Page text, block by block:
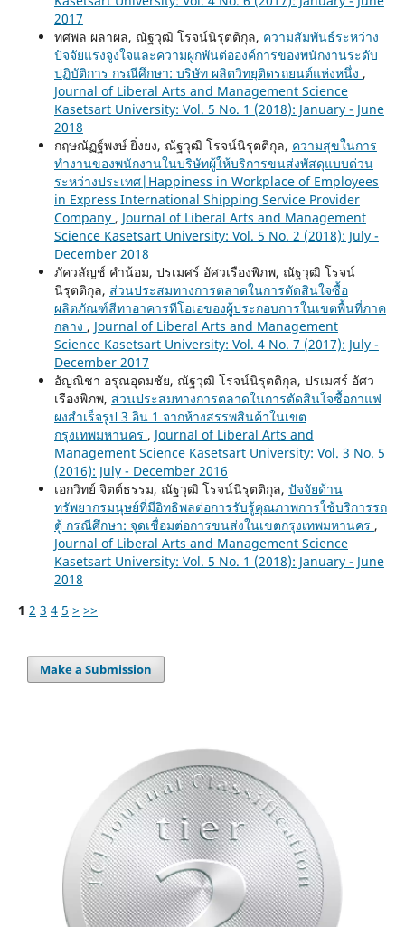
2017
ทศพล ผลาผล, ณัฐวุฒิ โรจน์นิรุตติกุล, ความสัมพันธ์ระหว่าง
ปัจจัยแรงจูงใจและความผูกพันต่อองค์การของพนักงานระดับ
ปฏิบัติการ กรณีศึกษา: บริษัท ผลิตวิทยุติดรถยนต์แห่งหนึ่ง ,
Journal of Liberal Arts and Management Science
Kasetsart University: Vol. 5 No. 1 (2018): January - June
2018
กฤษณัฏฐ์พงษ์ ยิ่งยง, ณัฐวุฒิ โรจน์นิรุตติกุล, ความสุขในการ
ทำงานของพนักงานในบริษัทผู้ให้บริการขนส่งพัสดุแบบด่วน
ระหว่างประเทศ|Happiness in Workplace of Employees
in Express International Shipping Service Provider
Company , Journal of Liberal Arts and Management
Science Kasetsart University: Vol. 5 No. 2 (2018): July -
December 2018
ภัควลัญช์ คำน้อม, ปรเมศร์ อัศวเรืองพิภพ, ณัฐวุฒิ โรจน์
นิรุตติกุล, ส่วนประสมทางการตลาดในการตัดสินใจซื้อ
ผลิตภัณฑ์สีทาอาคารทีโอเอของผู้ประกอบการในเขตพื้นที่ภาค
กลาง , Journal of Liberal Arts and Management
Science Kasetsart University: Vol. 4 No. 7 (2017): July -
December 2017
อัญณิชา อรุณอุดมชัย, ณัฐวุฒิ โรจน์นิรุตติกุล, ปรเมศร์ อัศว
เรืองพิภพ, ส่วนประสมทางการตลาดในการตัดสินใจซื้อกาแฟ
ผงสำเร็จรูป 3 อิน 1 จากห้างสรรพสินค้าในเขต
กรุงเทพมหานคร , Journal of Liberal Arts and
Management Science Kasetsart University: Vol. 3 No. 5
(2016): July - December 2016
เอกวิทย์ จิตต์ธรรม, ณัฐวุฒิ โรจน์นิรุตติกุล, ปัจจัยด้าน
ทรัพยากรมนุษย์ที่มีอิทธิพลต่อการรับรู้คุณภาพการใช้บริการรถ
ตู้ กรณีศึกษา: จุดเชื่อมต่อการขนส่งในเขตกรุงเทพมหานคร ,
Journal of Liberal Arts and Management Science
Kasetsart University: Vol. 5 No. 1 (2018): January - June
2018
1 2 3 4 5 > >>
Make a Submission